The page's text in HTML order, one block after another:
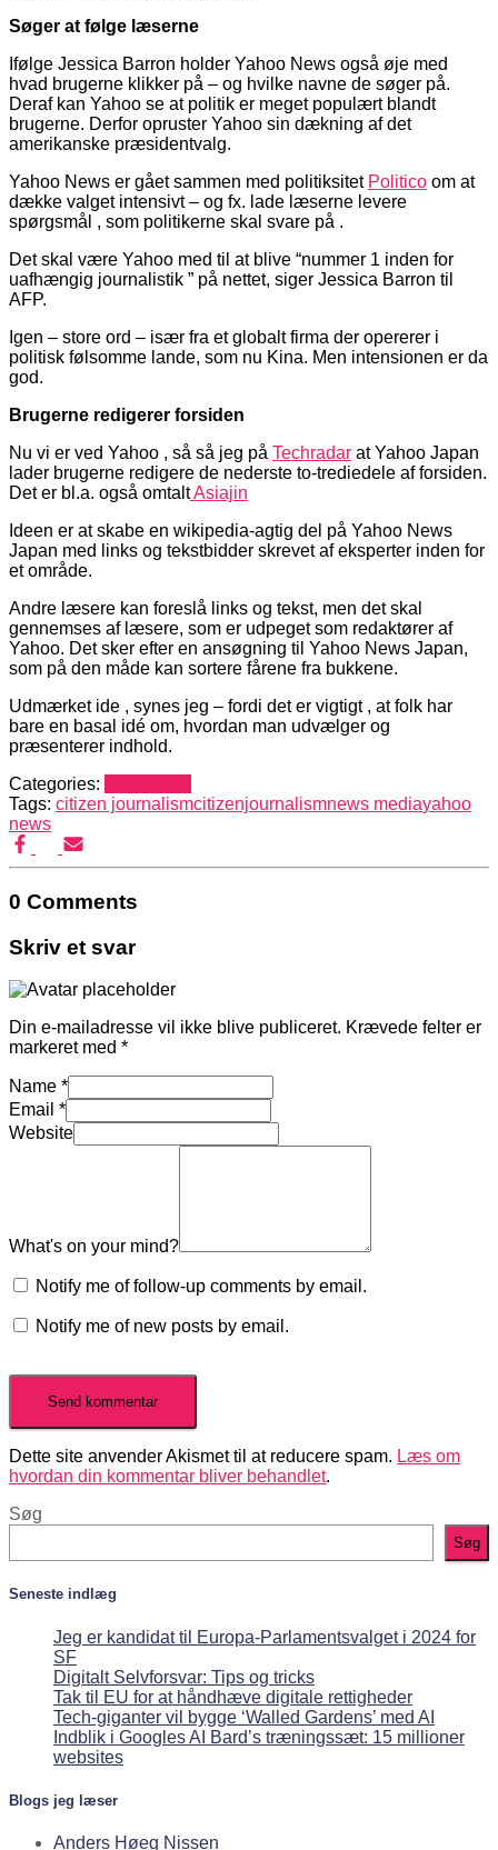
Søger at følge læserne
Ifølge Jessica Barron holder Yahoo News også øje med
hvad brugerne klikker på – og hvilke navne de søger på.
Deraf kan Yahoo se at politik er meget populært blandt
brugerne. Derfor opruster Yahoo sin dækning af det
amerikanske præsidentvalg.
Yahoo News er gået sammen med politiksitet Politico om at
dække valget intensivt – og fx. lade læserne levere
spørgsmål , som politikerne skal svare på .
Det skal være Yahoo med til at blive “nummer 1 inden for
uafhængig journalistik ” på nettet, siger Jessica Barron til
AFP.
Igen – store ord – især fra et globalt firma der opererer i
politisk følsomme lande, som nu Kina. Men intensionen er da
god.
Brugerne redigerer forsiden
Nu vi er ved Yahoo , så så jeg på Techradar at Yahoo Japan
lader brugerne redigere de nederste to-trediedele af forsiden.
Det er bl.a. også omtaltAsiajin
Ideen er at skabe en wikipedia-agtig del på Yahoo News
Japan med links og tekstbidder skrevet af eksperter inden for
et område.
Andre læsere kan foreslå links og tekst, men det skal
gennemses af læsere, som er udpeget som redaktører af
Yahoo. Det sker efter en ansøgning til Yahoo News Japan,
som på den måde kan sortere fårene fra bukkene.
Udmærket ide , synes jeg – fordi det er vigtigt , at folk har
bare en basal idé om, hvordan man udvælger og
præsenterer indhold.
Categories:
Tags: citizen journalismcitizenjournalismnews mediayahoo
news
0 Comments
Skriv et svar
Din e-mailadresse vil ikke blive publiceret. Krævede felter er
markeret med *
Name *
Email *
Website
What's on your mind?
Notify me of follow-up comments by email.
Notify me of new posts by email.
Dette site anvender Akismet til at reducere spam. Læs om
hvordan din kommentar bliver behandlet.
Søg
Søg
Seneste indlæg
Jeg er kandidat til Europa-Parlamentsvalget i 2024 for
SF
Digitalt Selvforsvar: Tips og tricks
Tak til EU for at håndhæve digitale rettigheder
Tech-giganter vil bygge ‘Walled Gardens’ med AI
Indblik i Googles AI Bard’s træningssæt: 15 millioner
websites
Blogs jeg læser
Anders Høeg Nissen